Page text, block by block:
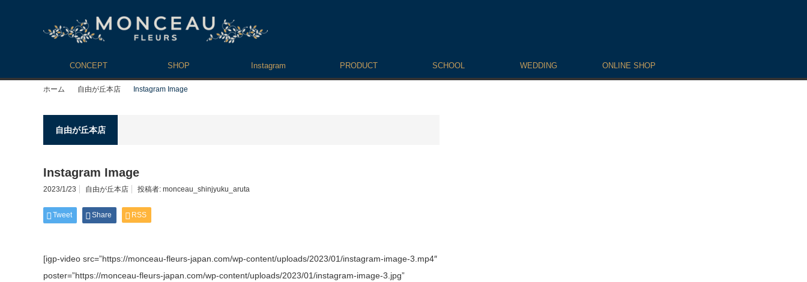
CONCEPT SHOP Instagram PRODUCT SCHOOL WEDDING ONLINE SHOP
ホーム 自由が丘本店 Instagram Image
自由が丘本店
Instagram Image
2023/1/23 自由が丘本店 投稿者: monceau_shinjyuku_aruta
Tweet Share RSS
[igp-video src=”https://monceau-fleurs-japan.com/wp-content/uploads/2023/01/instagram-image-3.mp4″
poster=”https://monceau-fleurs-japan.com/wp-content/uploads/2023/01/instagram-image-3.jpg”